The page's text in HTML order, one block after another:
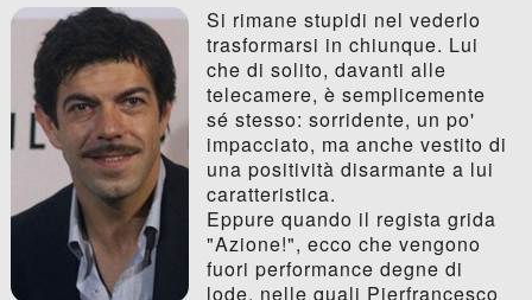
Si rimane stupidi nel vederlo
trasformarsi in chiunque. Lui
che di solito, davanti alle
telecamere, è semplicemente
sé stesso: sorridente, un po'
impacciato, ma anche vestito di
una positività disarmante a lui
caratteristica.
Eppure quando il regista grida
"Azione!", ecco che vengono
fuori performance degne di
lode, nelle quali Pierfrancesco